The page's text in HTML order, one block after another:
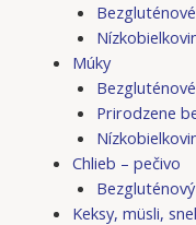
Múky
Prirodzene
Chlieb – pečivo
Keksy, müsli,